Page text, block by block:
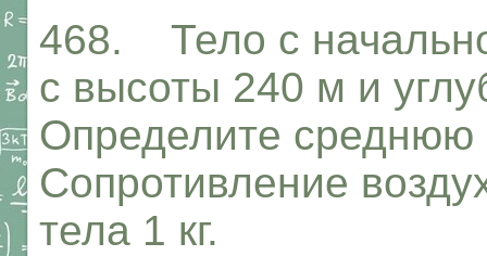
468. Тело с
с высоты 240 м и
Определите среднюю
Сопротивление
тела 1 кг.